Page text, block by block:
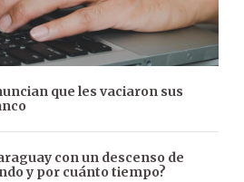
que les vaciaron sus
con un descenso de
y por cuánto tiempo?